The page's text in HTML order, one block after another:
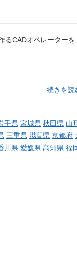
るCADオペレーターを
…続きを読
手県 宮城県 秋田県 山
三重県 滋賀県 京都府
川県 愛媛県 高知県 福